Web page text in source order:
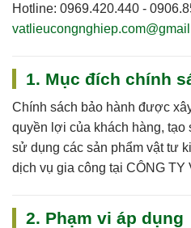
Hotline: 0969.420.440 -
1. Mục đích chính
Chính sách bảo hành được
quyền lợi của khách hàng, tạo
sử dụng các sản phẩm vật tư
dịch vụ gia công tại CÔNG TY
2. Phạm vi áp dụng